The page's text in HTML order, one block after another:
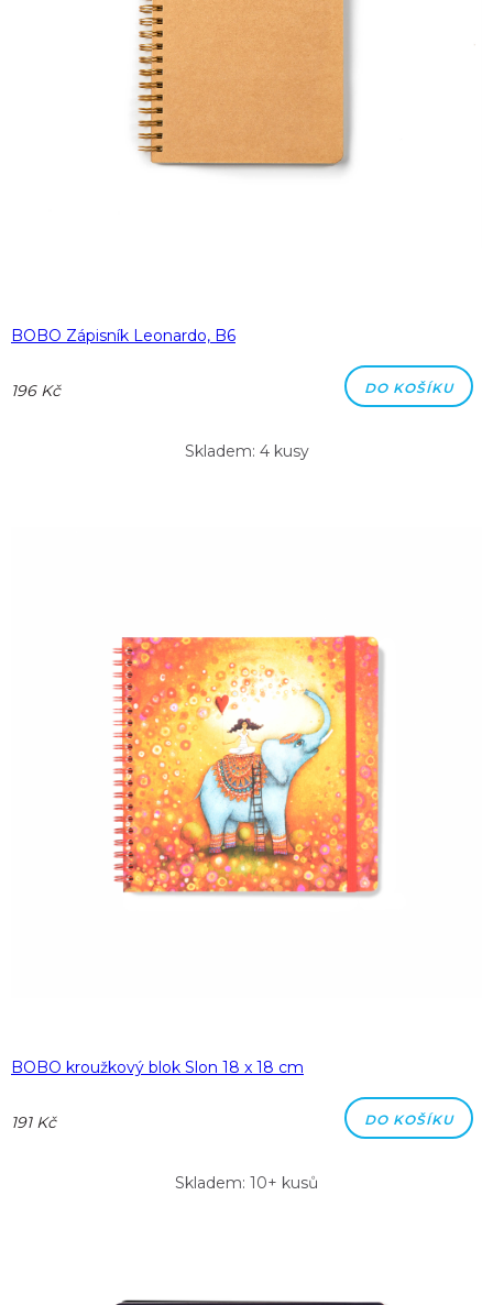
BOBO Zápisník Leonardo, B6
196 Kč DO KOŠÍKU
Skladem: 4 kusy
BOBO kroužkový blok Slon 18 x 18 cm
191 Kč DO KOŠÍKU
Skladem: 10+ kusů